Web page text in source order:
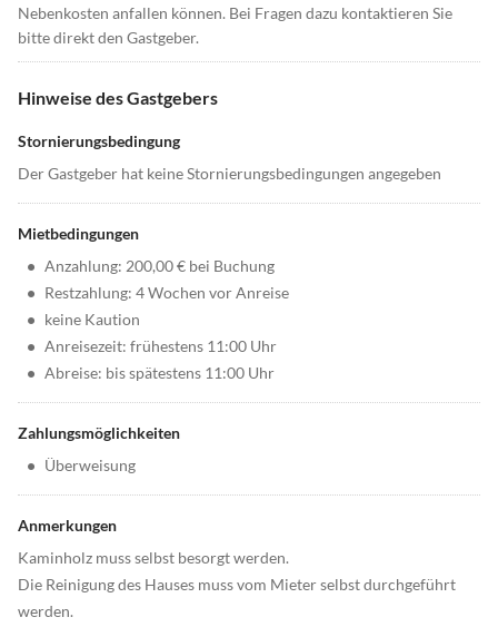
Nebenkosten anfallen können. Bei Fragen dazu kontaktieren Sie
bitte direkt den Gastgeber.
Hinweise des Gastgebers
Stornierungsbedingung
Der Gastgeber hat keine Stornierungsbedingungen angegeben
Mietbedingungen
• Anzahlung: 200,00 € bei Buchung
• Restzahlung: 4 Wochen vor Anreise
• keine Kaution
• Anreisezeit: frühestens 11:00 Uhr
• Abreise: bis spätestens 11:00 Uhr
Zahlungsmöglichkeiten
• Überweisung
Anmerkungen
Kaminholz muss selbst besorgt werden.
Die Reinigung des Hauses muss vom Mieter selbst durchgeführt
werden.